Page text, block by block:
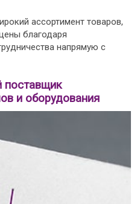
ассортимент товаров,
благодаря
напрямую с
поставщик
и оборудования